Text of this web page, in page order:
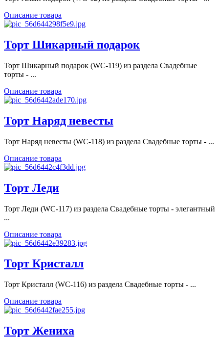
Описание товара
Торт Шикарный подарок
Торт Шикарный подарок (WC-119) из раздела Свадебные
торты - ...
Описание товара
Торт Наряд невесты
Торт Наряд невесты (WC-118) из раздела Свадебные торты - ...
Описание товара
Торт Леди
Торт Леди (WC-117) из раздела Свадебные торты - элегантный
...
Описание товара
Торт Кристалл
Торт Кристалл (WC-116) из раздела Свадебные торты - ...
Описание товара
Торт Жениха